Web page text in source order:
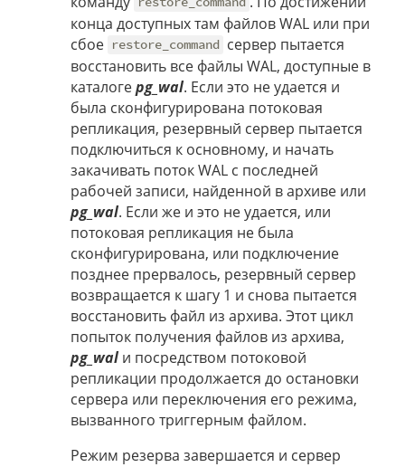
конца доступных там файлов WAL или при
сбое restore_command сервер пытается
восстановить все файлы WAL, доступные в
каталогеpg_wal. Если это не удается и
была сконфигурирована потоковая
репликация, резервный сервер пытается
подключиться к основному, и начать
закачивать поток WAL с последней
рабочей записи, найденной в архиве или
pg_wal. Если же и это не удается, или
потоковая репликация не была
сконфигурирована, или подключение
позднее прервалось, резервный сервер
возвращается к шагу 1 и снова пытается
восстановить файл из архива. Этот цикл
попыток получения файлов из архива,
pg_walи посредством потоковой
репликации продолжается до остановки
сервера или переключения его режима,
вызванного триггерным файлом.
Режим резерва завершается и сервер